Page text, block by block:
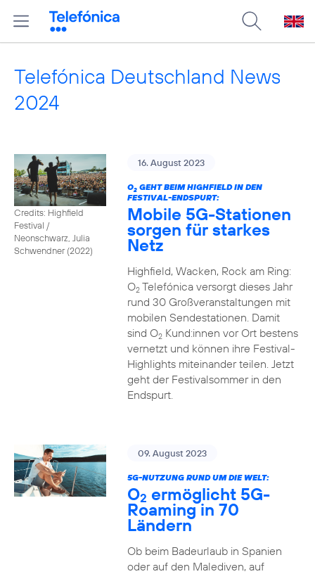
Telefónica Deutschland News
2024
Credits: Highfield
Festival /
Neonschwarz, Julia
Schwendner (2022)
16. August 2023
O2GEHT BEIM HIGHFIELD IN DEN
FESTIVAL-ENDSPURT:
Mobile 5G-Stationen
sorgen für starkes
Netz
Highfield, Wacken, Rock am Ring:
O2Telefónica versorgt dieses Jahr
rund 30 Großveranstaltungen mit
mobilen Sendestationen. Damit
sind O2Kund:innen vor Ort bestens
vernetzt und können ihre Festival-
Highlights miteinander teilen. Jetzt
geht der Festivalsommer in den
Endspurt.
09. August 2023
5G-NUTZUNG RUND UM DIE WELT:
O2 ermöglicht 5G-
Roaming in 70
Ländern
Ob beim Badeurlaub in Spanien
oder auf den Malediven, auf